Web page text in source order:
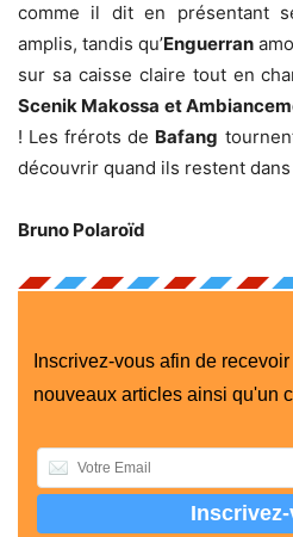
comme il dit en présentant
amplis, tandis qu’Enguerran
sur sa caisse claire tout en
Scenik Makossa et
! Les frérots de Bafang
découvrir quand ils restent
Bruno Polaroïd
Inscrivez-vous afin de
nouveaux articles ainsi qu'un